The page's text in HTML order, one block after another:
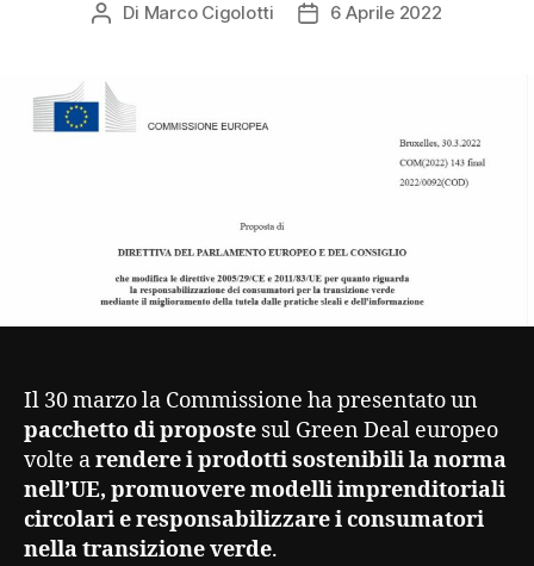
Autore
Di Marco Cigolotti
Data6 Aprile 2022
Il 30 marzo la Commissione ha presentato un
pacchetto di proposte sul Green Deal europeo
volte arendere i prodotti sostenibili la norma
nell’UE, promuovere modelli imprenditoriali
circolari e responsabilizzare i consumatori
nella transizione verde.